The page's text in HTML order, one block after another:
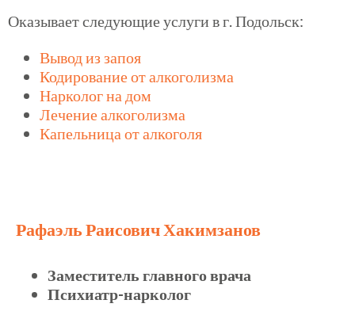
Оказывает следующие услуги в г. Подольск:
Вывод из запоя
Кодирование от алкоголизма
Нарколог на дом
Лечение алкоголизма
Капельница от алкоголя
Рафаэль Раисович Хакимзанов
Заместитель главного врача
Психиатр-нарколог